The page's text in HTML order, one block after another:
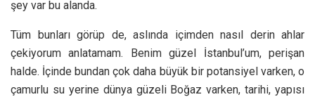
şey var bu alanda.
Tüm bunları görüp de, aslında içimden nasıl derin ahlar
çekiyorum anlatamam. Benim güzel İstanbul’um, perişan
halde. İçinde bundan çok daha büyük bir potansiyel varken, o
çamurlu su yerine dünya güzeli Boğaz varken, tarihi, yapısı